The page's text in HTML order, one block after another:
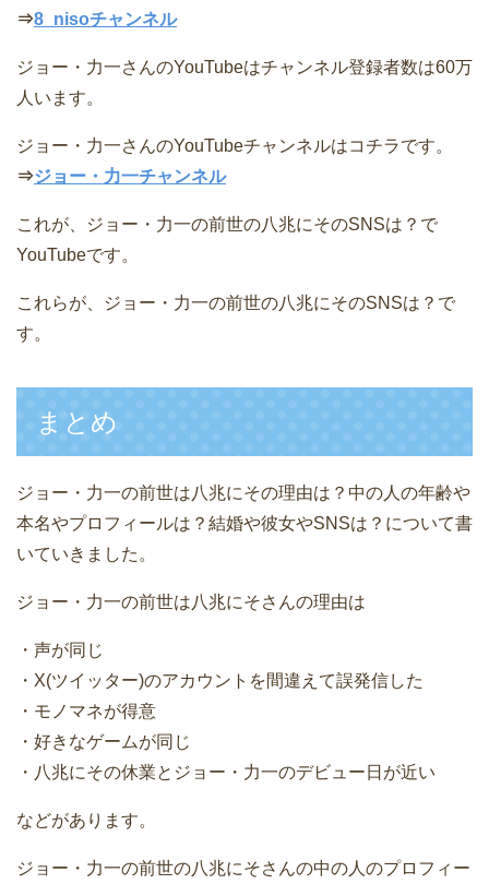
⇒8_nisoチャンネル
ジョー・力一さんのYouTubeはチャンネル登録者数は60万
人います。
ジョー・力一さんのYouTubeチャンネルはコチラです。
⇒ジョー・力一チャンネル
これが、ジョー・力一の前世の八兆にそのSNSは？で
YouTubeです。
これらが、ジョー・力一の前世の八兆にそのSNSは？で
す。
まとめ
ジョー・力一の前世は八兆にその理由は？中の人の年齢や
本名やプロフィールは？結婚や彼女やSNSは？について書
いていきました。
ジョー・力一の前世は八兆にそさんの理由は
・声が同じ
・X(ツイッター)のアカウントを間違えて誤発信した
・モノマネが得意
・好きなゲームが同じ
・八兆にその休業とジョー・力一のデビュー日が近い
などがあります。
ジョー・力一の前世の八兆にそさんの中の人のプロフィー